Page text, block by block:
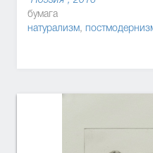
бумага
натурализм,